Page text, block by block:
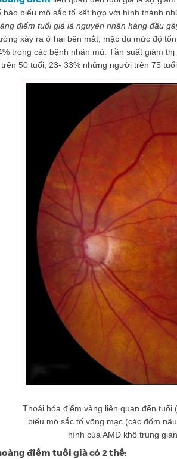
biểu mô sắc tố kết hợp với hình thành
điểm tuổi già là nguyên nhân hàng đầu
xảy ra ở hai bên mắt, mặc dù mức độ
trong các bệnh nhân mù. Tần suất giảm
50 tuổi, 23- 33% những người trên 75 tuổi.
Thoái hóa điểm vàng liên quan đến
biểu mô sắc tố võng mạc (các đốm
hình của AMD khô trung
điểm tuổi già có 2 thể: